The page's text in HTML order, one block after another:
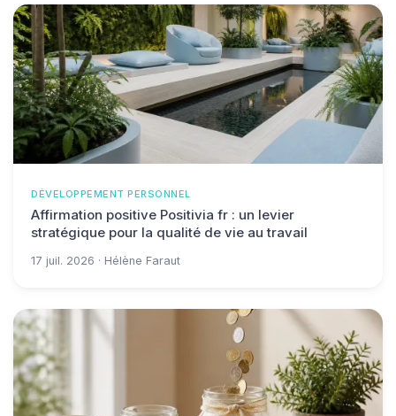
DÉVELOPPEMENT PERSONNEL
Affirmation positive Positivia fr : un levier
stratégique pour la qualité de vie au travail
17 juil. 2026 · Hélène Faraut